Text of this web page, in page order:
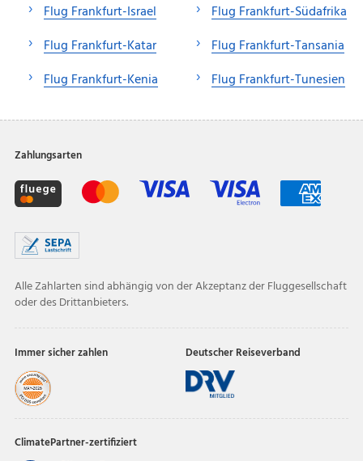
Flug Frankfurt-Israel
Flug Frankfurt-Katar
Flug Frankfurt-Kenia
Flug Frankfurt-Südafrika
Flug Frankfurt-Tansania
Flug Frankfurt-Tunesien